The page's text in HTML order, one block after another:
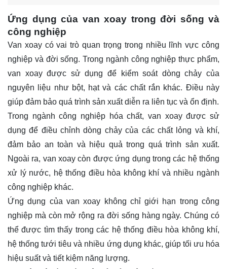
Ứng dụng của van xoay trong đời sống và
công nghiệp
Van xoay có vai trò quan trọng trong nhiều lĩnh vực công
nghiệp và đời sống. Trong ngành công nghiệp thực phẩm,
van xoay được sử dụng để kiểm soát dòng chảy của
nguyên liệu như bột, hạt và các chất rắn khác. Điều này
giúp đảm bảo quá trình sản xuất diễn ra liên tục và ổn định.
Trong ngành công nghiệp hóa chất, van xoay được sử
dụng để điều chỉnh dòng chảy của các chất lỏng và khí,
đảm bảo an toàn và hiệu quả trong quá trình sản xuất.
Ngoài ra, van xoay còn được ứng dụng trong các hệ thống
xử lý nước, hệ thống điều hòa không khí và nhiều ngành
công nghiệp khác.
Ứng dụng của van xoay không chỉ giới hạn trong công
nghiệp mà còn mở rộng ra đời sống hàng ngày. Chúng có
thể được tìm thấy trong các hệ thống điều hòa không khí,
hệ thống tưới tiêu và nhiều ứng dụng khác, giúp tối ưu hóa
hiệu suất và tiết kiệm năng lượng.